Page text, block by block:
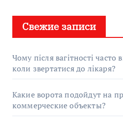
Свежие записи
Чому після вагітності часто
коли звертатися до лікаря?
Какие ворота подойдут на
коммерческие объекты?